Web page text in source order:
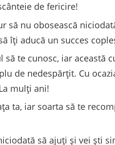
de fericire!
să nu obosească
îți aducă un succes
te cunosc, iar această
de nedespărțit. Cu
mulți ani!
ta, iar soarta să te
să ajuți și vei ști